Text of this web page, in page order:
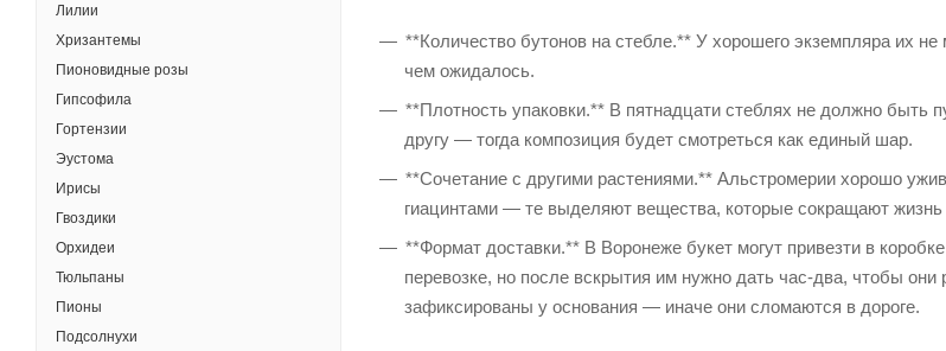
**Количество бутонов на стебле.** У хорошего экземпляра их
чем ожидалось.
**Плотность упаковки.** В пятнадцати стеблях не должно быть
другу — тогда композиция будет смотреться как единый шар.
**Сочетание с другими растениями.** Альстромерии хорошо
гиацинтами — те выделяют вещества, которые сокращают жизнь
**Формат доставки.** В Воронеже букет могут привезти в
перевозке, но после вскрытия им нужно дать час-два, чтобы
зафиксированы у основания — иначе они сломаются в дороге.
Лилии
Хризантемы
Пионовидные розы
Гипсофила
Гортензии
Эустома
Ирисы
Гвоздики
Орхидеи
Тюльпаны
Пионы
Подсолнухи